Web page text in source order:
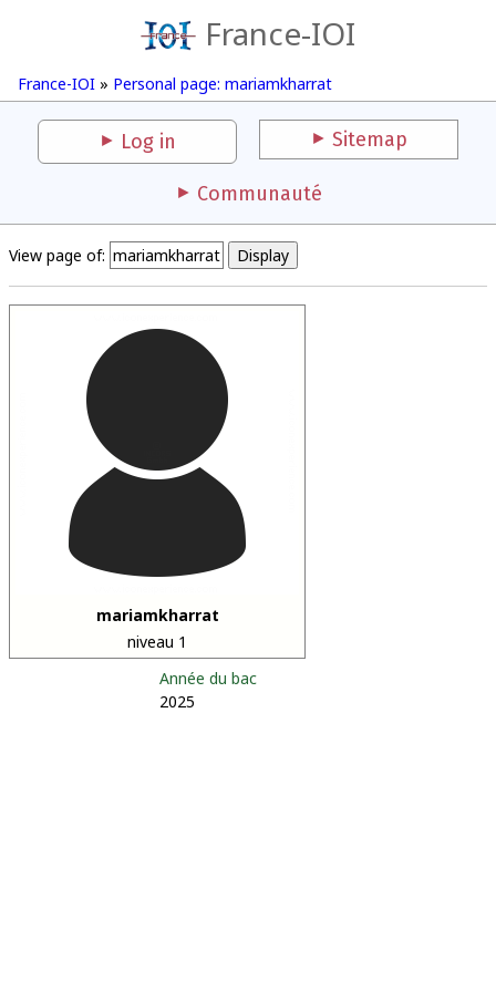
France-IOI
France-IOI » Personal page: mariamkharrat
Log in Sitemap
Communauté
View page of:
mariamkharrat
niveau 1
Année du bac
2025